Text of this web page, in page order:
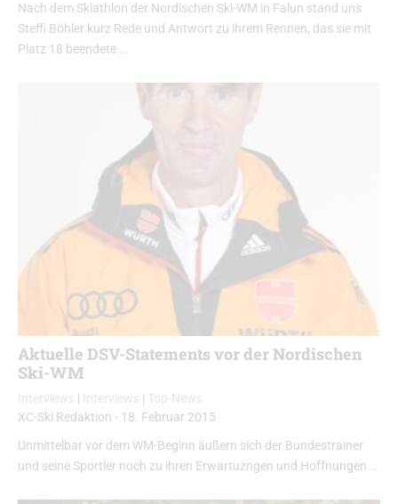
Nach dem Skiathlon der Nordischen Ski-WM in Falun stand uns
Steffi Böhler kurz Rede und Antwort zu ihrem Rennen, das sie mit
Platz 18 beendete …
Aktuelle DSV-Statements vor der Nordischen
Ski-WM
Interviews | Interviews | Top-News
XC-Ski Redaktion - 18. Februar 2015
Unmittelbar vor dem WM-Beginn äußern sich der Bundestrainer
und seine Sportler noch zu ihren Erwartuzngen und Hoffnungen …